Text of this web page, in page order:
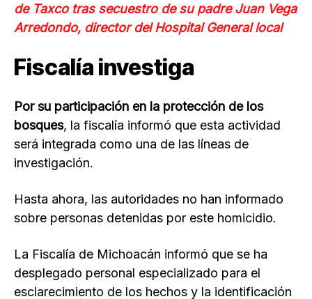
de Taxco tras secuestro de su padre Juan Vega
Arredondo, director del Hospital General local
Fiscalía investiga
Por su participación en la protección de los
bosques, la fiscalía informó que esta actividad
será integrada como una de las líneas de
investigación.
Hasta ahora, las autoridades no han informado
sobre personas detenidas por este homicidio.
La Fiscalía de Michoacán informó que se ha
desplegado personal especializado para el
esclarecimiento de los hechos y la identificación